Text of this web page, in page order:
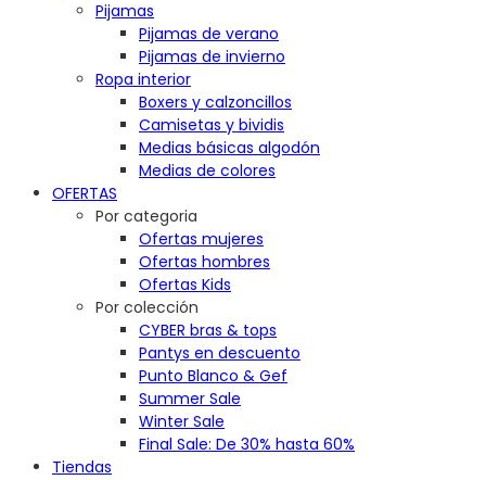
Pijamas
Pijamas de verano
Pijamas de invierno
Ropa interior
Boxers y calzoncillos
Camisetas y bividis
Medias básicas algodón
Medias de colores
OFERTAS
Por categoria
Ofertas mujeres
Ofertas hombres
Ofertas Kids
Por colección
CYBER bras & tops
Pantys en descuento
Punto Blanco & Gef
Summer Sale
Winter Sale
Final Sale: De 30% hasta 60%
Tiendas